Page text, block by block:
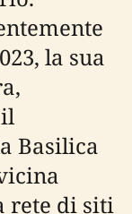
la sua
Basilica
rete di siti